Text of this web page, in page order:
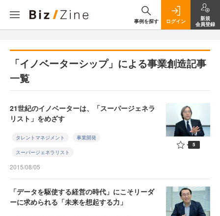
事例を探す ログイン
新規
会員登録
「イノベーターシップ」による事業創造記事
一覧
21世紀のイノベーターは、「スーパージェネラ
リスト」をめざす
タレントマネジメント 事業開発
スーパージェネラリスト
2015/08/05
5
「データを駆使する経営の時代」にこそリーダ
ーに求められる「未来を想起する力」